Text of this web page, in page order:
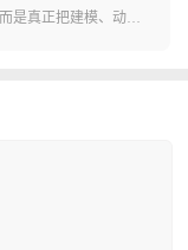
是真正把建模、动